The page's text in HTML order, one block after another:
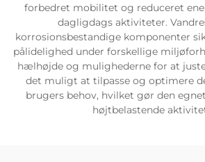
forbedret mobilitet og reduceret
dagligdags aktiviteter.
korrosionsbestandige komponenter
pålidelighed under forskellige
hælhøjde og mulighederne for at
det muligt at tilpasse og optimere
brugers behov, hvilket gør den
højtbelastende